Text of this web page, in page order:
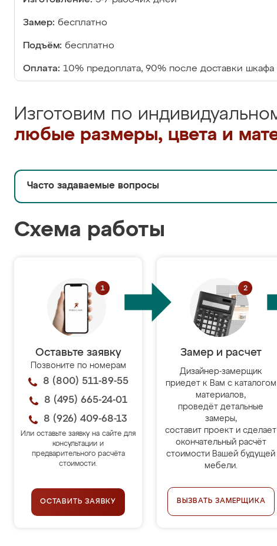
Замер: бесплатно
Подъём: бесплатно
Оплата: 10% предоплата, 90% после доставки шкафа
Изготовим по
любые размеры, цвета и
Часто задаваемые вопросы
Схема работы
Оставьте заявку
Позвоните по номерам
8 (800) 511-89-55
8 (495) 665-24-01
8 (926) 409-68-13
Или оставьте заявку на сайте для
консультации и
предварительного расчёта
стоимости.
ОСТАВИТЬ ЗАЯВКУ
Замер и расчет
Дизайнер-замерщик
приедет к Вам с каталогом
материалов,
проведёт детальные
замеры,
составит проект и сделает
окончательный расчёт
стоимости Вашей будущей
мебели.
ВЫЗВАТЬ ЗАМЕРЩИКА